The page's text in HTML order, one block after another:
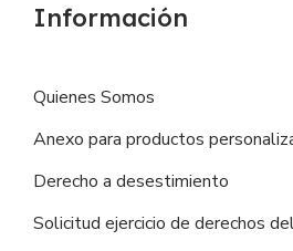
Información
Quienes Somos
Anexo para productos
Derecho a desestimiento
Solicitud ejercicio de derechos